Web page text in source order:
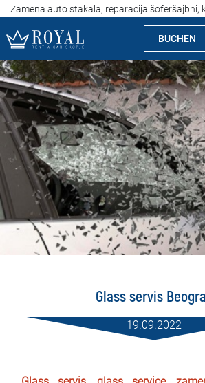
BUCHEN
Auto Mieten Skopje
Über uns
Agentur
Spezialitäten
Standorte
Auto Mieten
Mietbedingungen
Glass servis
19.09.2022